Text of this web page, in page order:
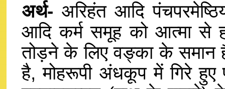
अर्थ- अरिहंत आदि
आदि कर्म समूह को आत्मा से
तोड़ने के लिए वङ्का के समान
है, मोहरूपी अंधकूप में गिरे हुए